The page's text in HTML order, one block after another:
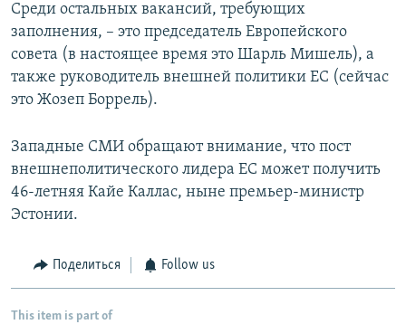
Среди остальных вакансий, требующих
заполнения, – это председатель Европейского
совета (в настоящее время это Шарль Мишель), а
также руководитель внешней политики ЕС (сейчас
это Жозеп Боррель).
Западные СМИ обращают внимание, что пост
внешнеполитического лидера ЕС может получить
46-летняя Кайе Каллас, ныне премьер-министр
Эстонии.
Поделиться Follow us
This item is part of